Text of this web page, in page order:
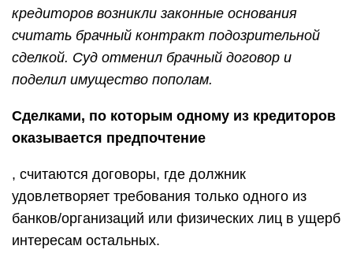
кредиторов возникли законные основания
считать брачный контракт подозрительной
сделкой. Суд отменил брачный договор и
поделил имущество пополам.
Сделками, по которым одному из кредиторов
оказывается предпочтение
, считаются договоры, где должник
удовлетворяет требования только одного из
банков/организаций или физических лиц в ущерб
интересам остальных.